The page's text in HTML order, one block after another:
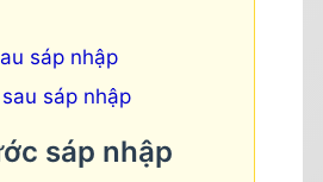
sáp nhập
sáp nhập
sáp nhập